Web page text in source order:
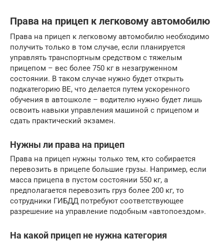
Права на прицеп к легковому автомобилю
Права на прицеп к легковому автомобилю необходимо
получить только в том случае, если планируется
управлять транспортным средством с тяжелым
прицепом – вес более 750 кг в незагруженном
состоянии. В таком случае нужно будет открыть
подкатегорию ВЕ, что делается путем ускоренного
обучения в автошколе – водителю нужно будет лишь
освоить навыки управления машиной с прицепом и
сдать практический экзамен.
Нужны ли права на прицеп
Права на прицеп нужны только тем, кто собирается
перевозить в прицепе большие грузы. Например, если
масса прицепа в пустом состоянии 550 кг, а
предполагается перевозить груз более 200 кг, то
сотрудники ГИБДД потребуют соответствующее
разрешение на управление подобным «автопоездом».
На какой прицеп не нужна категория